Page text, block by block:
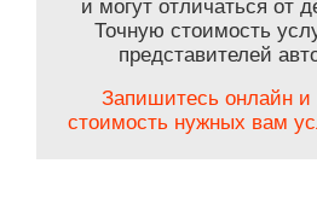
и могут отличаться от
Точную стоимость
представителей
Запишитесь онлайн
стоимость нужных вам